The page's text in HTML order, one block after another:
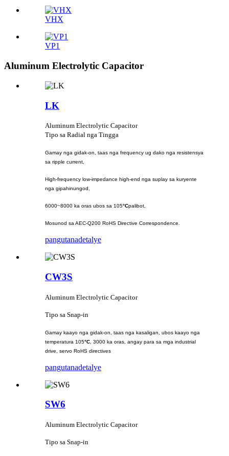
VHX
VP1
Aluminum Electrolytic Capacitor
LK
Aluminum Electrolytic Capacitor
Tipo sa Radial nga Tingga
Gamay nga gidak-on, taas nga frequency ug dako nga resistensya
sa ripple current,
High-frequency low-impedance high-end nga suplay sa kuryente
nga gipahinungod,
6000~8000 ka oras ubos sa 105°Cpalibot,
Mosunod sa AEC-Q200 RoHS Directive Correspondence.
pangutanadetalye
CW3S
Aluminum Electrolytic Capacitor
Tipo sa Snap-in
Gamay kaayo nga gidak-on, taas nga kasaligan, ubos kaayo nga
temperatura 105°C , 3000 ka oras, angay para sa mga industrial
drive, servo RoHS directives
pangutanadetalye
SW6
Aluminum Electrolytic Capacitor
Tipo sa Snap-in